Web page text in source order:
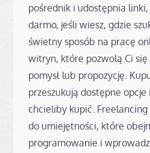
pośrednik i udostępnia
darmo, jeśli wiesz, gdzie
świetny sposób na pracę
witryn, które pozwolą Ci się
pomysł lub propozycję.
przeszukują dostępne
chcieliby kupić.
do umiejętności, które
programowanie i